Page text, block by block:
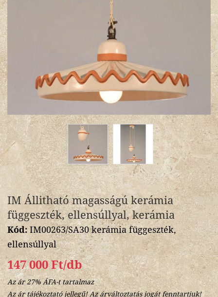
IM Állitható magasságú kerámia
függeszték, ellensúllyal, kerámia
Kód:IM00263/SA30 kerámia függeszték,
ellensúllyal
147 000 Ft/db
Az ár 27% ÁFA-t tartalmaz
Az ár tájékoztató jellegű! Az árváltoztatás jogát fenntartjuk!